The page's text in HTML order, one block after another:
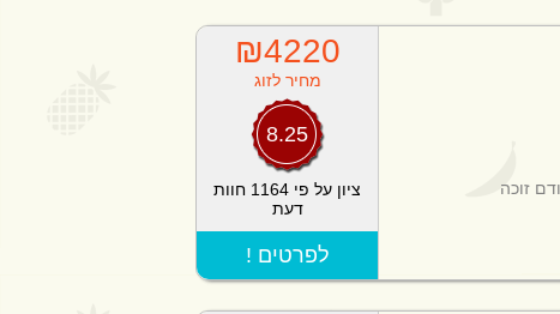
₪4220
מחיר לזוג
8.25
ציון על פי 1164 חוות
דעת
! לפרטים
זוכה